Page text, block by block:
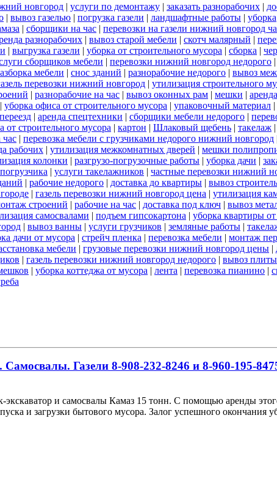
новгород | услуги по демонтажу | заказать разнорабочих |
| вывоз газелью | погрузка газели | ландшафтные работы | уборка
| сборщики на час | перевозки на газели нижний новгород
разнорабочих | вывоз старой мебели | скотч малярный |
| выгрузка газели | уборка от строительного мусора | сборка |
сборщиков мебели | перевозки нижний новгород недорого |
мебели | снос зданий | разнорабочие недорого | вывоз
перевозки нижний новгород | утилизация строительного
| разнорабочие на час | вывоз оконных рам | мешки |
| уборка офиса от строительного мусора | упаковочный материал |
| аренда спецтехники | сборщики мебели недорого |
от строительного мусора | картон | Шлаковый щебень | такелаж |
| перевозка мебели с грузчиками недорого нижний новгород
рабочих | утилизация межкомнатных дверей | мешки
колонки | разгрузо-погрузочные работы | уборка дачи |
| услуги такелажников | частные перевозки нижний
| рабочие недорого | доставка до квартиры | вывоз
| газель перевозки нижний новгород цена | утилизация
строений | рабочие на час | доставка под ключ | вывоз
самосвалами | подъем гипсокартона | уборка квартиры
| вывоз ванны | услуги грузчиков | земляные работы |
дачи от мусора | стрейч пленка | перевозка мебели | монтаж
мебели | грузовые перевозки нижний новгород цены |
| газель перевозки нижний новгород недорого | вывоз плиты
| уборка коттеджа от мусора | лента | перевозка пианино |
Газели 8-908-232-8246 и 8-960-195-
и самосвалы Камаз 15 тонн. С помощью аренды
и загрузки бытового мусора. Залог успешного окончания